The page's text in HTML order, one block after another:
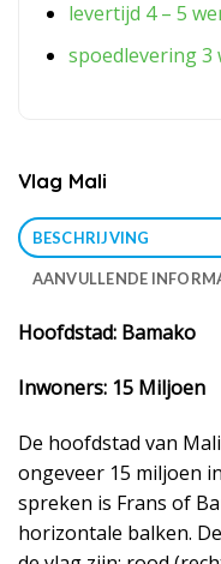
levertijd 4 – 5
spoedlevering 3
Vlag Mali
BESCHRIJVING
AANVULLENDE
Hoofdstad: Bamako
Inwoners: 15 Miljoen
De hoofdstad van
ongeveer 15 miljoen
spreken is Frans of
horizontale balken.